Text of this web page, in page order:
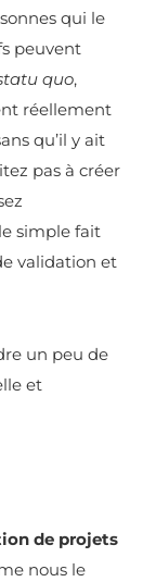
qui le
peuvent
quo,
réellement
qu’il y ait
pas à créer
simple fait
validation et
un peu de
et
de projets
nous le